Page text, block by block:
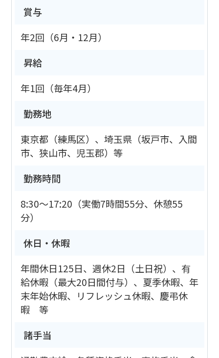
賞与
年2回（6月・12月）
昇給
年1回（毎年4月）
勤務地
東京都（練馬区）、埼玉県（坂戸市、入間
市、狭山市、児玉郡）等
勤務時間
8:30～17:20（実働7時間55分、休憩55
分）
休日・休暇
年間休日125日、週休2日（土日祝）、有
給休暇（最大20日間付与）、夏季休暇、年
末年始休暇、リフレッシュ休暇、慶弔休
暇 等
諸手当